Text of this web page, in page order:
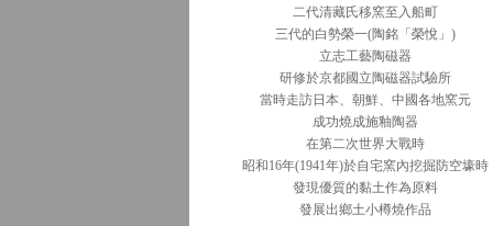
二代清藏氏移窯至入船町
三代的白勢榮一(陶銘「榮悅」)
立志工藝陶磁器
研修於京都國立陶磁器試驗所
當時走訪日本、朝鮮、中國各地窯元
成功燒成施釉陶器
在第二次世界大戰時
昭和16年(1941年)於自宅窯內挖掘防空壕時
發現優質的黏土作為原料
發展出鄉土小樽燒作品